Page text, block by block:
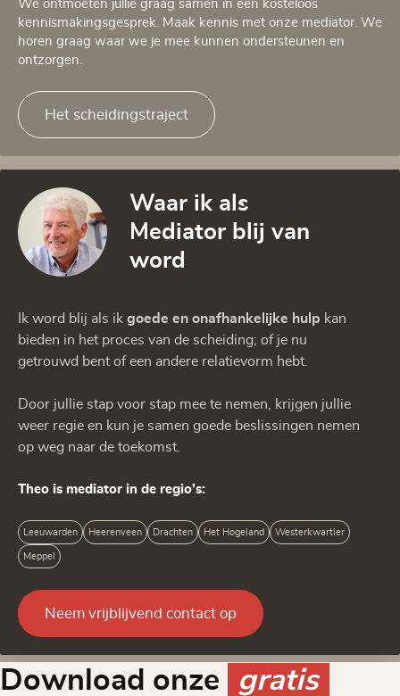
We ontmoeten jullie graag samen in een kosteloos
kennismakingsgesprek. Maak kennis met onze mediator. We
horen graag waar we je mee kunnen ondersteunen en
ontzorgen.
Het scheidingstraject
Waar ik als
Mediator blij van
word
Ik word blij als ik goede en onafhankelijke hulp kan
bieden in het proces van de scheiding; of je nu
getrouwd bent of een andere relatievorm hebt.
Door jullie stap voor stap mee te nemen, krijgen jullie
weer regie en kun je samen goede beslissingen nemen
op weg naar de toekomst.
Theo is mediator in de regio’s:
Leeuwarden Heerenveen Drachten Het Hogeland Westerkwartier
Meppel
Neem vrijblijvend contact op
Download onze
gratis